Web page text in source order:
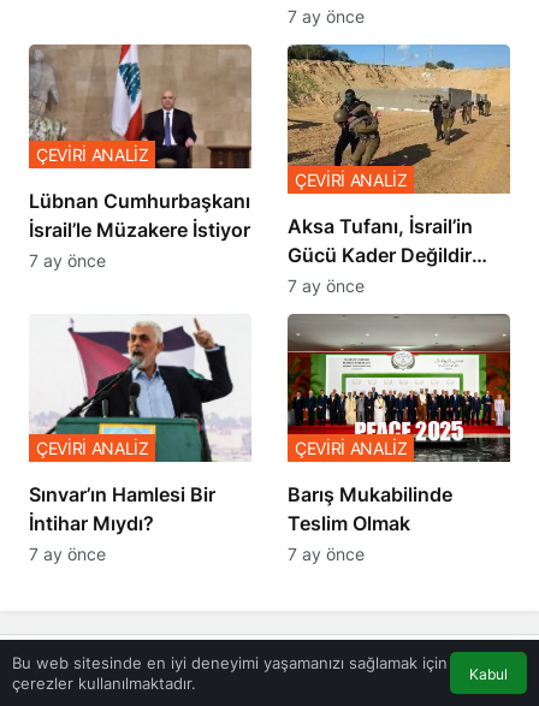
7 ay önce
Lübnan Cumhurbaşkanı
İsrail’le Müzakere İstiyor
ÇEVİRİ ANALİZ
7 ay önce
Aksa Tufanı, İsrail’in
Gücü Kader Değildir
Diyor
ÇEVİRİ ANALİZ
7 ay önce
Sınvar’ın Hamlesi Bir
İntihar Mıydı?
ÇEVİRİ ANALİZ
7 ay önce
Barış Mukabilinde
Teslim Olmak
ÇEVİRİ ANALİZ
7 ay önce
Bir Cevap Yaz
Bu web sitesinde en iyi deneyimi yaşamanızı sağlamak için
çerezler kullanılmaktadır.
Kabul
Anasayfa Akış Trafik